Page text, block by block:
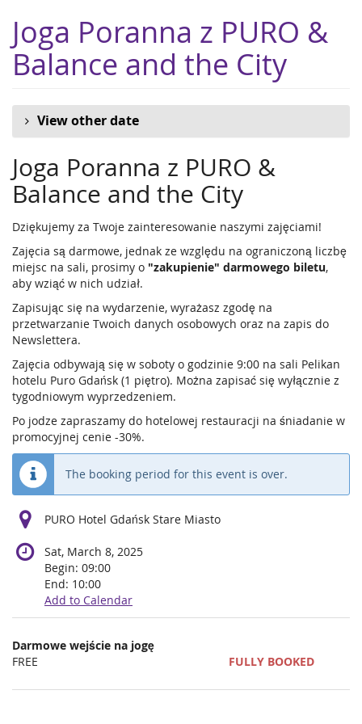
main
content
Joga Poranna z PURO &
Balance and the City
View other date
Joga Poranna z PURO &
Balance and the City
Dziękujemy za Twoje zainteresowanie naszymi zajęciami!
Zajęcia są darmowe, jednak ze względu na ograniczoną liczbę
miejsc na sali, prosimy o "zakupienie" darmowego biletu,
aby wziąć w nich udział.
Zapisując się na wydarzenie, wyrażasz zgodę na
przetwarzanie Twoich danych osobowych oraz na zapis do
Newslettera.
Zajęcia odbywają się w soboty o godzinie 9:00 na sali Pelikan
hotelu Puro Gdańsk (1 piętro). Można zapisać się wyłącznie z
tygodniowym wyprzedzeniem.
Po jodze zapraszamy do hotelowej restauracji na śniadanie w
promocyjnej cenie -30%.
The booking period for this event is over.
PURO Hotel Gdańsk Stare Miasto
Sat, March 8, 2025
Begin: 09:00
End: 10:00
Add to Calendar
Products
Uncategorized
items
Darmowe wejście na jogę
FREE
FULLY BOOKED